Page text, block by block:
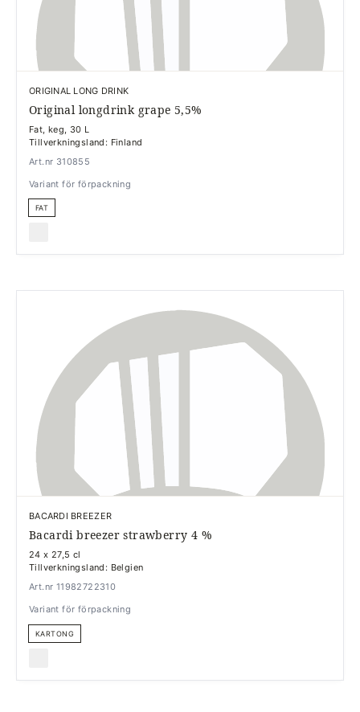
ORIGINAL LONG DRINK
Original longdrink grape 5,5%
Fat, keg, 30 L
Tillverkningsland: Finland
Art.nr 310855
Variant för förpackning
FAT
BACARDI BREEZER
Bacardi breezer strawberry 4 %
24 x 27,5 cl
Tillverkningsland: Belgien
Art.nr 11982722310
Variant för förpackning
KARTONG